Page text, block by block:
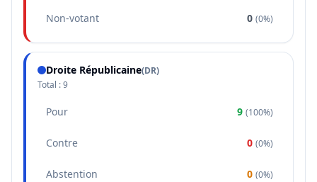
Non-votant 0 (0%)
Droite Républicaine(DR)
Total :9
Pour 9 (100%)
Contre 0 (0%)
Abstention 0 (0%)